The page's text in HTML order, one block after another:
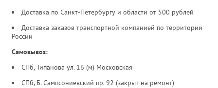
Доставка по Санкт-Петербургу и области от 500 рублей
Доставка заказов транспортной компанией по территории
России
Самовывоз:
СПб, Типанова ул. 16 (м) Московская
СПб, Б. Сампсониевский пр. 92 (закрыт на ремонт)